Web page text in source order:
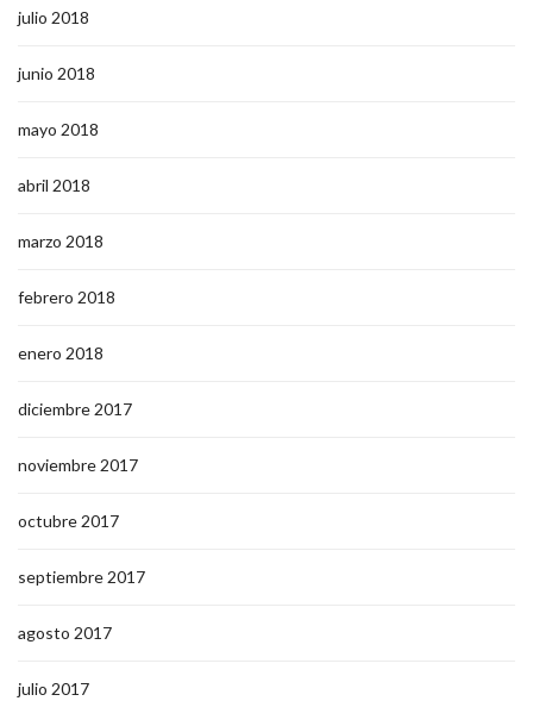
julio 2018
junio 2018
mayo 2018
abril 2018
marzo 2018
febrero 2018
enero 2018
diciembre 2017
noviembre 2017
octubre 2017
septiembre 2017
agosto 2017
julio 2017